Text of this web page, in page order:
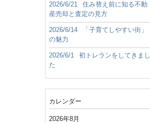
2026/6/21
住み替え前に知る不動
産売却と査定の見方
2026/6/14
「子育てしやすい街」
の魅力
2026/6/1
初トレランをしてきまし
た
カレンダー
2026年8月